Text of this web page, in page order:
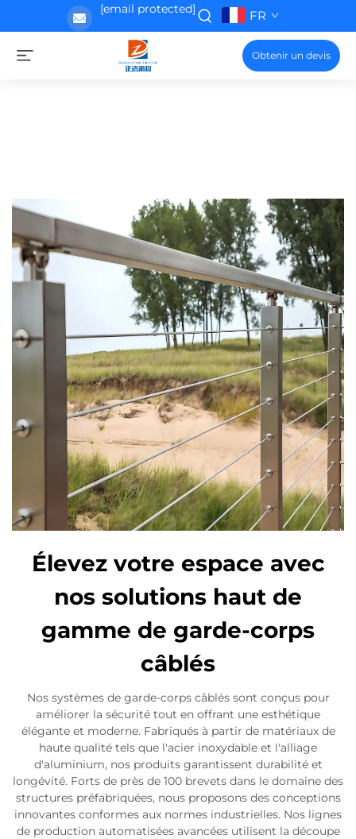
[email protected] FR
Obtenir un devis
Élevez votre espace avec
nos solutions haut de
gamme de garde-corps
câblés
Nos systèmes de garde-corps câblés sont conçus pour
améliorer la sécurité tout en offrant une esthétique
élégante et moderne. Fabriqués à partir de matériaux de
haute qualité tels que l'acier inoxydable et l'alliage
d'aluminium, nos produits garantissent durabilité et
longévité. Forts de près de 100 brevets dans le domaine des
structures préfabriquées, nous proposons des conceptions
innovantes conformes aux normes industrielles. Nos lignes
de production automatisées avancées utilisent la découpe